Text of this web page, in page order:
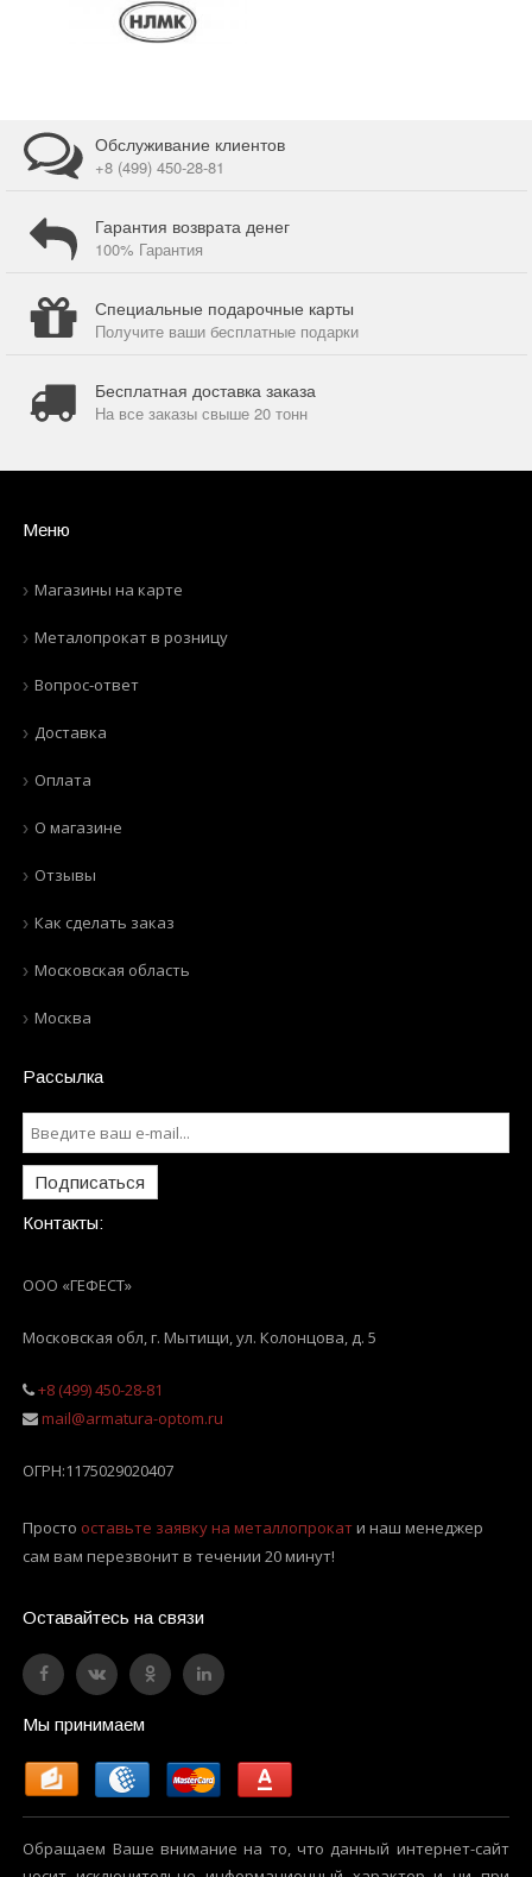
Обслуживание клиентов
+8 (499) 450-28-81
Гарантия возврата денег
100% Гарантия
Специальные подарочные карты
Получите ваши бесплатные подарки
Бесплатная доставка заказа
На все заказы свыше 20 тонн
Меню
Магазины на карте
Металопрокат в розницу
Вопрос-ответ
Доставка
Оплата
О магазине
Отзывы
Как сделать заказ
Московская область
Москва
Рассылка
Подписаться
Контакты:
ООО «ГЕФЕСТ»
Московская обл, г. Мытищи,ул. Колонцова, д. 5
+8 (499) 450-28-81
mail@armatura-optom.ru
ОГРН:1175029020407
Просто оставьте заявку на металлопрокати наш менеджер
сам вам перезвонит в течении 20 минут!
Оставайтесь на связи
Мы принимаем
Обращаем Ваше внимание на то, что данный интернет-сайт